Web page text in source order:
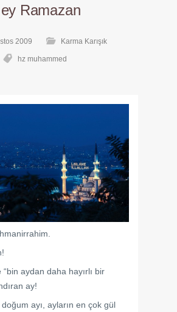
ey Ramazan
2009 Karma Karışık
hz muhammed
aydan daha hayırlı bir
ay!
doğum ayı, ayların en çok gül